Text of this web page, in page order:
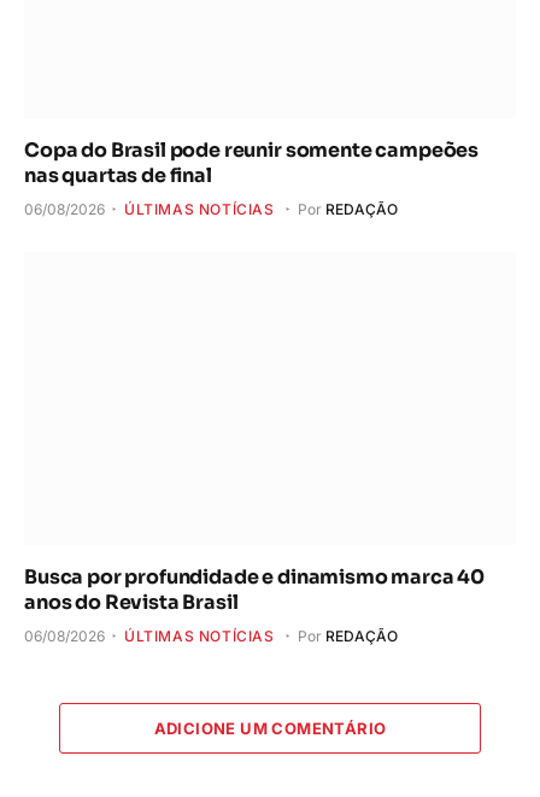
Copa do Brasil pode reunir somente campeões
nas quartas de final
06/08/2026 ÚLTIMAS NOTÍCIAS Por REDAÇÃO
Busca por profundidade e dinamismo marca 40
anos do Revista Brasil
06/08/2026 ÚLTIMAS NOTÍCIAS Por REDAÇÃO
ADICIONE UM COMENTÁRIO